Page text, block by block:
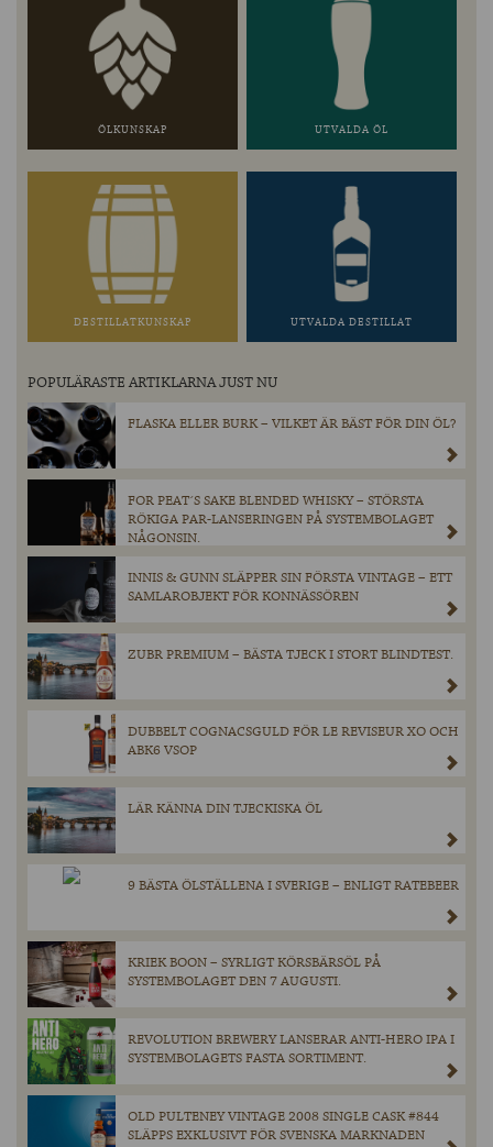
ÖLKUNSKAP UTVALDA ÖL
DESTILLATKUNSKAP UTVALDA DESTILLAT
POPULÄRASTE ARTIKLARNA JUST NU
FLASKA ELLER BURK – VILKET ÄR BÄST FÖR DIN ÖL?
FOR PEAT´S SAKE BLENDED WHISKY – STÖRSTA
RÖKIGA PAR-LANSERINGEN PÅ SYSTEMBOLAGET
NÅGONSIN.
INNIS & GUNN SLÄPPER SIN FÖRSTA VINTAGE – ETT
SAMLAROBJEKT FÖR KONNÄSSÖREN
ZUBR PREMIUM – BÄSTA TJECK I STORT BLINDTEST.
DUBBELT COGNACSGULD FÖR LE REVISEUR XO OCH
ABK6 VSOP
LÄR KÄNNA DIN TJECKISKA ÖL
9 BÄSTA ÖLSTÄLLENA I SVERIGE – ENLIGT RATEBEER
KRIEK BOON – SYRLIGT KÖRSBÄRSÖL PÅ
SYSTEMBOLAGET DEN 7 AUGUSTI.
REVOLUTION BREWERY LANSERAR ANTI-HERO IPA I
SYSTEMBOLAGETS FASTA SORTIMENT.
OLD PULTENEY VINTAGE 2008 SINGLE CASK #844
SLÄPPS EXKLUSIVT FÖR SVENSKA MARKNADEN